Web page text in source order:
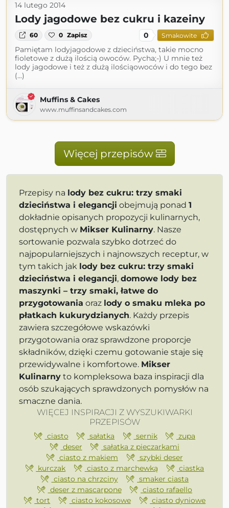
14 lutego 2014
Lody jagodowe bez cukru i kazeiny
60 0 Zapisz 0 Smakowite
Pamiętam lodyjagodowe z dzieciństwa, takie mocno
fioletowe z dużą ilością owoców. Pycha;-) U mnie też
lody jagodowe i też z dużą ilościąowoców i do tego bez
(...)
Muffins & Cakes
www.muffinsandcakes.com
Więcej przepisów
Przepisy na lody bez cukru: trzy smaki
dzieciństwa i elegancji obejmują ponad 1
dokładnie opisanych propozycji kulinarnych,
dostępnych w Mikser Kulinarny. Nasze
sortowanie pozwala szybko dotrzeć do
najpopularniejszych i najnowszych receptur, w
tym takich jak lody bez cukru: trzy smaki
dzieciństwa i elegancji, domowe lody bez
maszynki – trzy smaki, łatwe do
przygotowania oraz lody o smaku mleka po
płatkach kukurydzianych. Każdy przepis
zawiera szczegółowe wskazówki
przygotowania oraz sprawdzone proporcje
składników, dzięki czemu gotowanie staje się
przewidywalne i komfortowe. Mikser
Kulinarny to kompleksowa baza inspiracji dla
osób szukających sprawdzonych pomysłów na
smaczne dania.
WIĘCEJ INSPIRACJI Z WYSZUKIWARKI
PRZEPISÓW
ciasto sałatka sernik
zupa
deser
sałatka z pieczarkami
ciasto z makiem
szybki deser
kurczak
ciasto z marchewką
ciastka
ciasto na chrzciny
smaker ciasta
deser z mascarpone
ciasto rafaello
tort
ciasto kokosowe
ciasto dyniowe